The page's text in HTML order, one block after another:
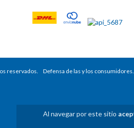
Al navegar por este sitio
reservados. Defensa de las y los